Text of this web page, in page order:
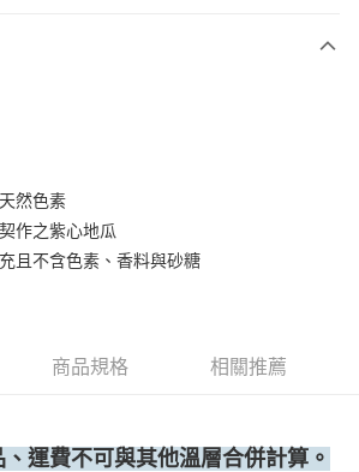
含以上)免運費
然色素
作之紫心地瓜
且不含色素、香料與砂糖
商品規格 相關推薦
運費不可與其他溫層合併計算。